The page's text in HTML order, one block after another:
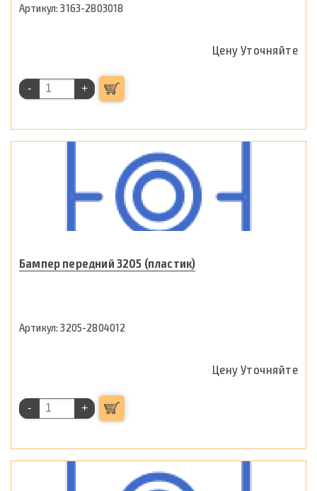
3163-2803018
Цену Уточняйте
- +
Бампер передний 3205 (пластик)
3205-2804012
Цену Уточняйте
- +